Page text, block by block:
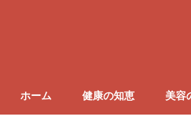
ホーム 健康の知恵 美容